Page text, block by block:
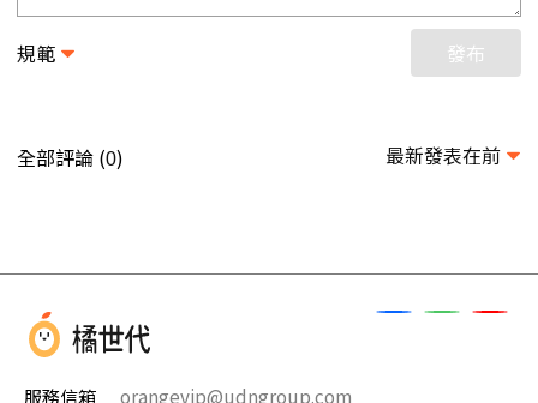
規範 發布
全部評論 (0) 最新發表在前
服務信箱
orangevip@udngroup.com